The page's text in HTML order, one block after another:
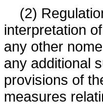
(2)
interpretation
any other
any additional
provisions of
measures